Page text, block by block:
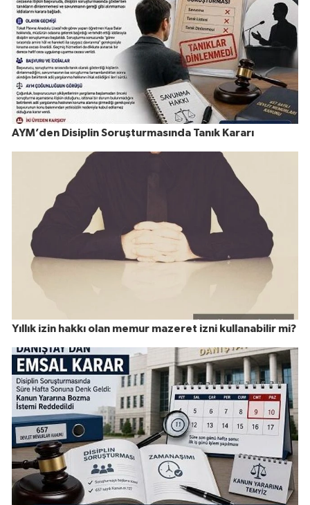
AYM’den Disiplin Soruşturmasında Tanık Kararı
Yıllık izin hakkı olan memur mazeret izni kullanabilir mi?